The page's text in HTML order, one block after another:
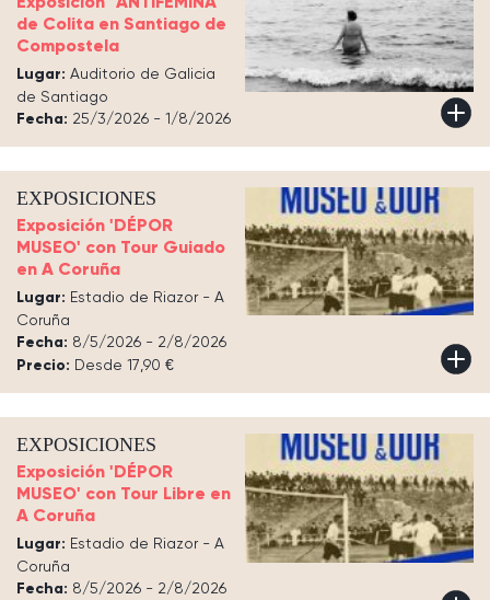
de Colita en Santiago de
Compostela
Lugar: Auditorio de Galicia
de Santiago
Fecha: 25/3/2026 - 1/8/2026
EXPOSICIONES
Exposición 'DÉPOR
MUSEO' con Tour Guiado
en A Coruña
Lugar: Estadio de Riazor - A
Coruña
Fecha: 8/5/2026 - 2/8/2026
Precio: Desde 17,90 €
EXPOSICIONES
Exposición 'DÉPOR
MUSEO' con Tour Libre en
A Coruña
Lugar: Estadio de Riazor - A
Coruña
Fecha: 8/5/2026 - 2/8/2026